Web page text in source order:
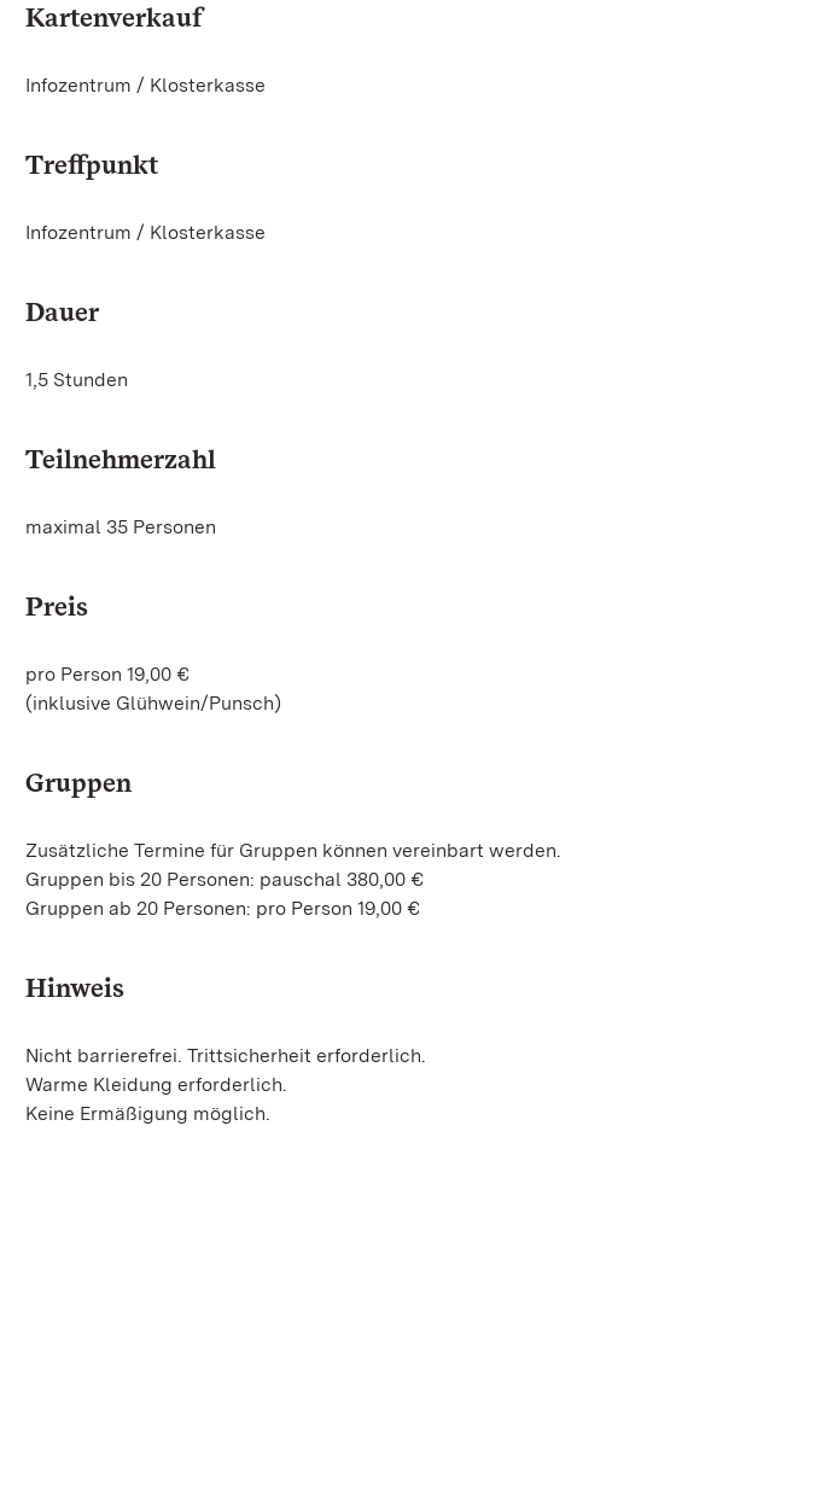
Kartenverkauf
Infozentrum / Klosterkasse
Treffpunkt
Infozentrum / Klosterkasse
Dauer
1,5 Stunden
Teilnehmerzahl
maximal 35 Personen
Preis
pro Person 19,00 €
(inklusive Glühwein/Punsch)
Gruppen
Zusätzliche Termine für Gruppen können vereinbart werden.
Gruppen bis 20 Personen: pauschal 380,00 €
Gruppen ab 20 Personen: pro Person 19,00 €
Hinweis
Nicht barrierefrei. Trittsicherheit erforderlich.
Warme Kleidung erforderlich.
Keine Ermäßigung möglich.